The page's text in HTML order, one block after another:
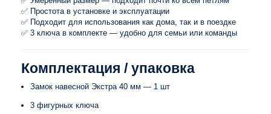
✅ Простота в установке и эксплуатации
✅ Подходит для использования как дома, так и в поездке
✅ 3 ключа в комплекте — удобно для семьи или команды
Комплектация / упаковка
Замок навесной Экстра 40 мм — 1 шт
3 фигурных ключа